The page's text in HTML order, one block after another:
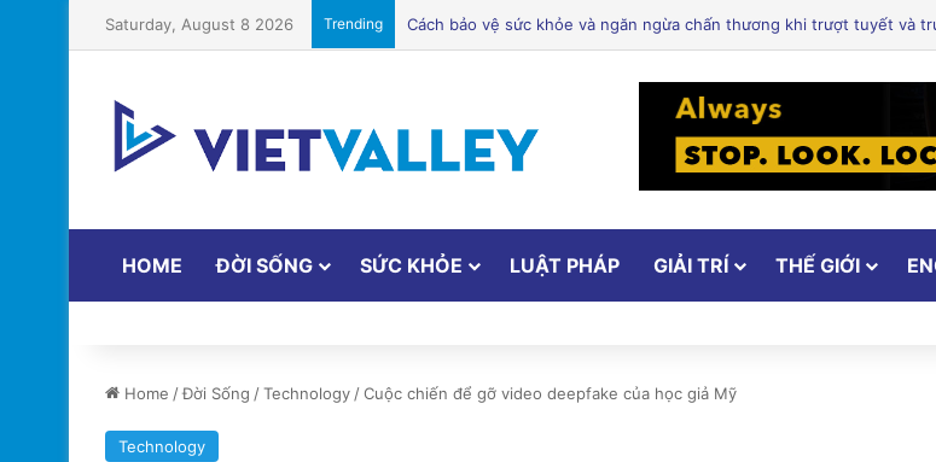
Saturday, August 8 2026 Trending Điện Ảnh Bùng Nổ Cảm Xúc: Tại Sao Hollywood Đang Đón Nhận Tình
HOME ĐỜI SỐNG SỨC KHỎE LUẬT PHÁP GIẢI TRÍ THẾ GIỚI
Home /Đời Sống /Technology/Cuộc chiến để gỡ video deepfake của học giả Mỹ
Technology